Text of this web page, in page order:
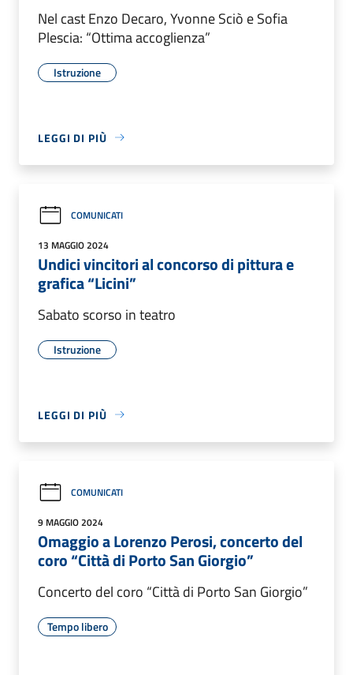
Nel cast Enzo Decaro, Yvonne Sciò e Sofia
Plescia: “Ottima accoglienza”
Istruzione
LEGGI DI PIÙ
COMUNICATI
13 MAGGIO 2024
Undici vincitori al concorso di pittura e
grafica “Licini”
Sabato scorso in teatro
Istruzione
LEGGI DI PIÙ
COMUNICATI
9 MAGGIO 2024
Omaggio a Lorenzo Perosi, concerto del
coro “Città di Porto San Giorgio”
Concerto del coro “Città di Porto San Giorgio”
Tempo libero